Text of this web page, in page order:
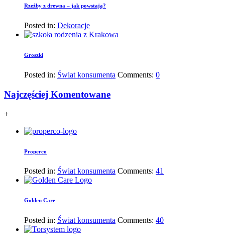
Rzeźby z drewna – jak powstają?
Posted in: Dekoracje
Groszki
Posted in: Świat konsumenta Comments: 0
Najczęściej Komentowane
+
Properco
Posted in: Świat konsumenta Comments: 41
Golden Care
Posted in: Świat konsumenta Comments: 40